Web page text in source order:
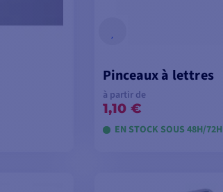
Pinceaux à lettres
à partir de
1,10 €
EN STOCK SOUS 48H/72H